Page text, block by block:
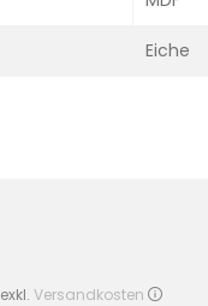
Eiche
exkl. Versandkosten